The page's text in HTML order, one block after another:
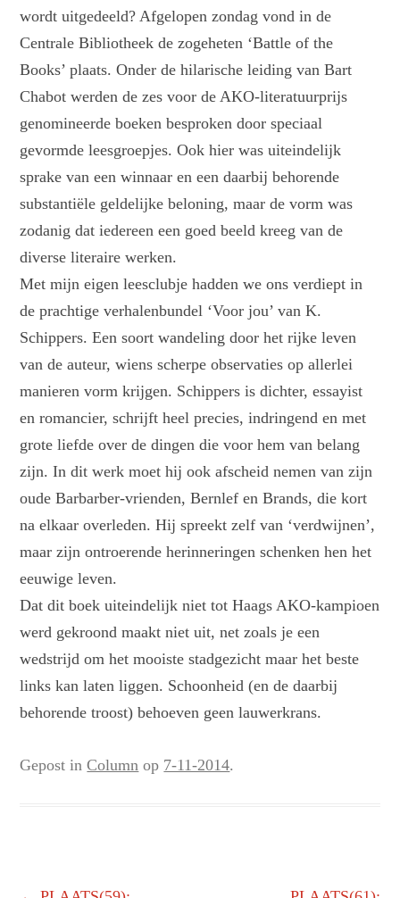
wordt uitgedeeld? Afgelopen zondag vond in de
Centrale Bibliotheek de zogeheten ‘Battle of the
Books’ plaats. Onder de hilarische leiding van Bart
Chabot werden de zes voor de AKO-literatuurprijs
genomineerde boeken besproken door speciaal
gevormde leesgroepjes. Ook hier was uiteindelijk
sprake van een winnaar en een daarbij behorende
substantiële geldelijke beloning, maar de vorm was
zodanig dat iedereen een goed beeld kreeg van de
diverse literaire werken.
Met mijn eigen leesclubje hadden we ons verdiept in
de prachtige verhalenbundel ‘Voor jou’ van K.
Schippers. Een soort wandeling door het rijke leven
van de auteur, wiens scherpe observaties op allerlei
manieren vorm krijgen. Schippers is dichter, essayist
en romancier, schrijft heel precies, indringend en met
grote liefde over de dingen die voor hem van belang
zijn. In dit werk moet hij ook afscheid nemen van zijn
oude Barbarber-vrienden, Bernlef en Brands, die kort
na elkaar overleden. Hij spreekt zelf van ‘verdwijnen’,
maar zijn ontroerende herinneringen schenken hen het
eeuwige leven.
Dat dit boek uiteindelijk niet tot Haags AKO-kampioen
werd gekroond maakt niet uit, net zoals je een
wedstrijd om het mooiste stadgezicht maar het beste
links kan laten liggen. Schoonheid (en de daarbij
behorende troost) behoeven geen lauwerkrans.
Gepost inColumn op 7-11-2014.